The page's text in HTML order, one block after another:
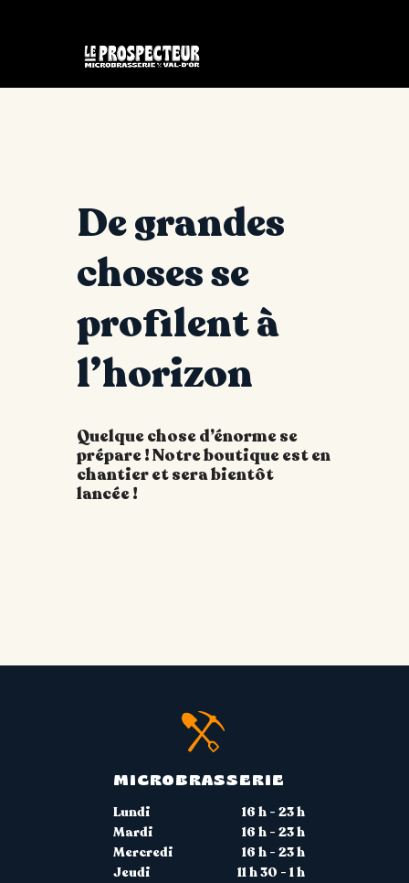
De grandes
choses se
profilent à
l’horizon
Quelque chose d’énorme se
prépare ! Notre boutique est en
chantier et sera bientôt
lancée !
MICROBRASSERIE
Lundi
16 h - 23 h
Mardi
16 h - 23 h
Mercredi
16 h - 23 h
Jeudi
11 h 30 - 1 h